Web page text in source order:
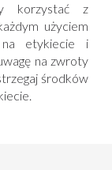
korzystać z
użyciem
na etykiecie i
na zwroty
środków